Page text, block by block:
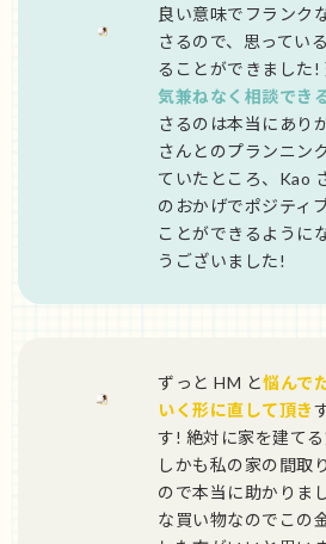
良い意味でフランク
さるので、思ってい
ることができました!
気兼ねなく相談でき
さるのは本当にあり
さんとのプランニン
ていたところ、Kao
のおかげでポジティ
ことができるように
うございました!
ずっと HM と悩んで
いく形に直して頂き
す! 絶対に家を建て
しかも私の家の間取
ので本当に助かりま
な買い物なのでこの